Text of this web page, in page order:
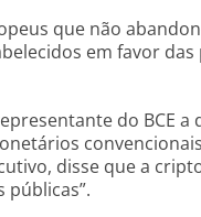
que não
em favor
do BCE
disse que a